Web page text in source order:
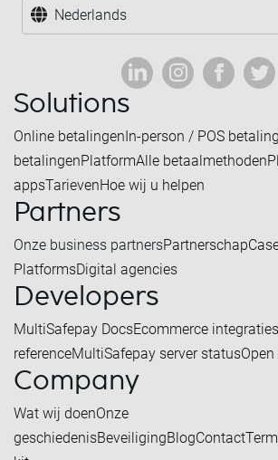
Nederlands
Solutions
Online betalingenIn-person / POS
betalingenPlatformAlle betaalmethoden
appsTarievenHoe wij u helpen
Partners
Onze business partnersPartnerschap
PlatformsDigital agencies
Developers
MultiSafepay DocsEcommerce integraties
referenceMultiSafepay server status
Company
Wat wij doenOnze
geschiedenisBeveiligingBlogContact